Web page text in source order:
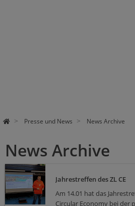
Presse und News News Archive
News Archive
Jahrestreffen des ZL CE
Am 14.01 hat das
Circular Economy bei der